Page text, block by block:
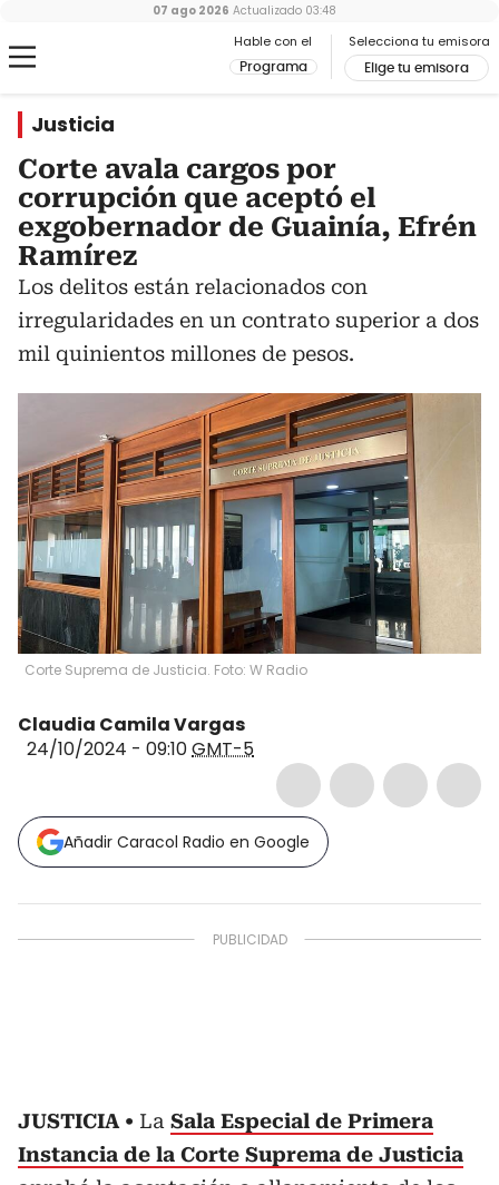
Hable con el
Programa
Selecciona tu emisora
Elige tu emisora
07 ago 2026 Actualizado 03:48
Justicia
Corte avala cargos por
corrupción que aceptó el
exgobernador de Guainía, Efrén
Ramírez
Los delitos están relacionados con
irregularidades en un contrato superior a dos
mil quinientos millones de pesos.
Corte Suprema de Justicia. Foto: W Radio
Claudia Camila Vargas
24/10/2024 - 09:10GMT-5
Añadir Caracol Radio en Google
JUSTICIA La Sala Especial de Primera
Instancia de la Corte Suprema de Justicia